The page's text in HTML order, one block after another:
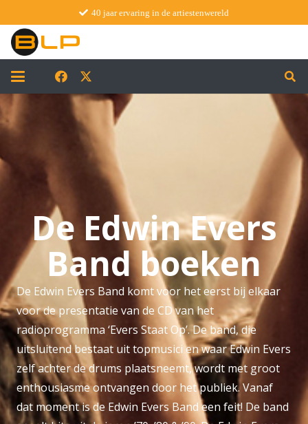
40 jaar ervaring in de artiestenwereld
De Edwin Evers
Band boeken
De Edwin Evers Band komt voor het eerst bij elkaar
voor de presentatie van de CD van het
radioprogramma ‘Evers Staat Op’. De band, die
uitsluitend bestaat uit topmusici en waar Edwin Evers
zelf achter de drums plaatsneemt, wordt met groot
enthousiasme ontvangen door het publiek. Vanaf
dat moment is de Edwin Evers Band een feit! De band